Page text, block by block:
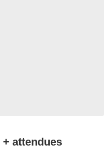
attendues